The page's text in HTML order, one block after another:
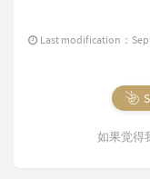
Last modification：
如果觉得